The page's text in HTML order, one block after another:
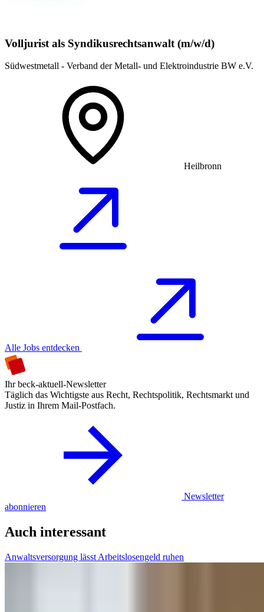
Volljurist als Syndikusrechtsanwalt (m/w/d)
Südwestmetall - Verband der Metall- und Elektroindustrie BW e.V.
Heilbronn
Alle Jobs entdecken
Ihr beck-aktuell-Newsletter
Täglich das Wichtigste aus Recht, Rechtspolitik, Rechtsmarkt und
Justiz in Ihrem Mail-Postfach.
Newsletter
abonnieren
Auch interessant
Anwaltsversorgung lässt Arbeitslosengeld ruhen